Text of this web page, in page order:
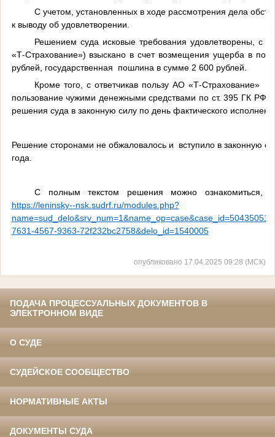
С учетом, установленных в ходе рассмотрения дела
к выводу об удовлетворении.
Решением суда исковые требования удовлетворены, с
«Т-Страхование») взыскано в счет возмещения ущерба в
рублей, государственная
пошлина в сумме 2 600 рублей.
Кроме того, с ответчикав пользу АО «Т-Страхование»
пользование чужими денежными средствами по ст. 395 ГК РФ
решения суда в законную силу по день фактического
Решение сторонами не обжаловалось и
вступило в законную
года.
С полным текстом решения можно ознакомиться,
https://leninsky--nsk.sudrf.ru/modules.php?
7631-4567-9363-72f232bc2758&delo_id=1540005
опубликовано 17.04.2025 09:28 (МСК)
ПОДАЧА ПРОЦЕССУАЛЬНЫХ ДОКУМЕНТОВ В
ЭЛЕКТРОННОМ ВИДЕ
О СУДЕ
СУДЕЙСКОЕ СООБЩЕСТВО
НОРМАТИВНЫЕ АКТЫ
ДОКУМЕНТЫ СУДА